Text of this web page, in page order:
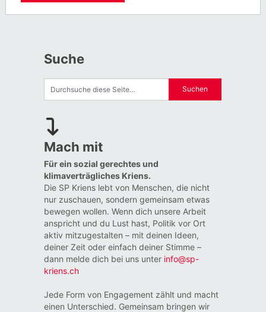
Suche
Mach mit
Für ein sozial gerechtes und
klimaverträgliches Kriens.
Die SP Kriens lebt von Menschen, die nicht
nur zuschauen, sondern gemeinsam etwas
bewegen wollen. Wenn dich unsere Arbeit
anspricht und du Lust hast, Politik vor Ort
aktiv mitzugestalten – mit deinen Ideen,
deiner Zeit oder einfach deiner Stimme –
dann melde dich bei uns unter info@sp-
kriens.ch
Jede Form von Engagement zählt und macht
einen Unterschied. Gemeinsam bringen wir